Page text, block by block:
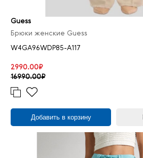
Guess
Брюки женские Guess
W4GA96WDP85-A117
2990.00₽
16990.00₽
Добавить в корзину